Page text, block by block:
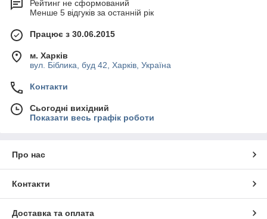
Рейтинг не сформований
Менше 5 відгуків за останній рік
Працює з 30.06.2015
м. Харків
вул. Біблика, буд 42, Харків, Україна
Контакти
Сьогодні вихідний
Показати весь графік роботи
Про нас
Контакти
Доставка та оплата